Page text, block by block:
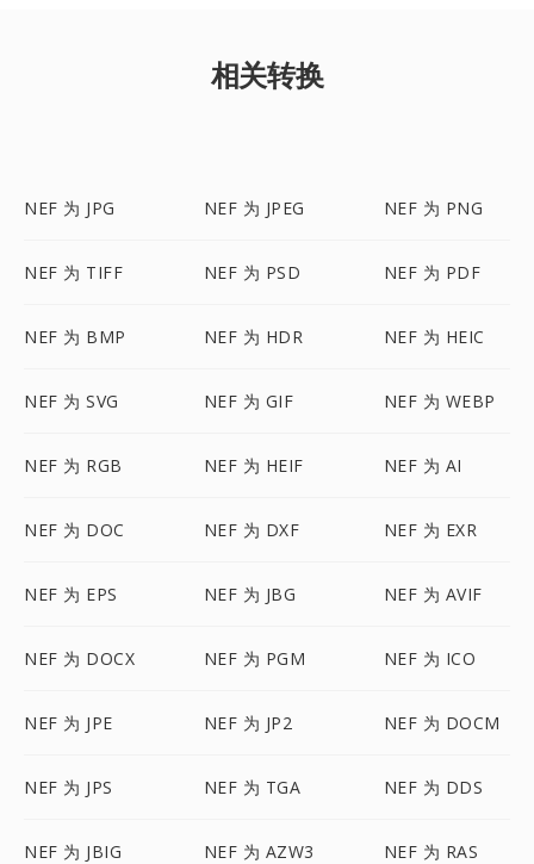
相关转换
NEF 为 JPG NEF 为 JPEG NEF 为 PNG
NEF 为 TIFF NEF 为 PSD NEF 为 PDF
NEF 为 BMP NEF 为 HDR NEF 为 HEIC
NEF 为 SVG NEF 为 GIF NEF 为 WEBP
NEF 为 RGB NEF 为 HEIF NEF 为 AI
NEF 为 DOC NEF 为 DXF NEF 为 EXR
NEF 为 EPS NEF 为 JBG NEF 为 AVIF
NEF 为 DOCX NEF 为 PGM NEF 为 ICO
NEF 为 JPE NEF 为 JP2 NEF 为 DOCM
NEF 为 JPS NEF 为 TGA NEF 为 DDS
NEF 为 JBIG NEF 为 AZW3 NEF 为 RAS